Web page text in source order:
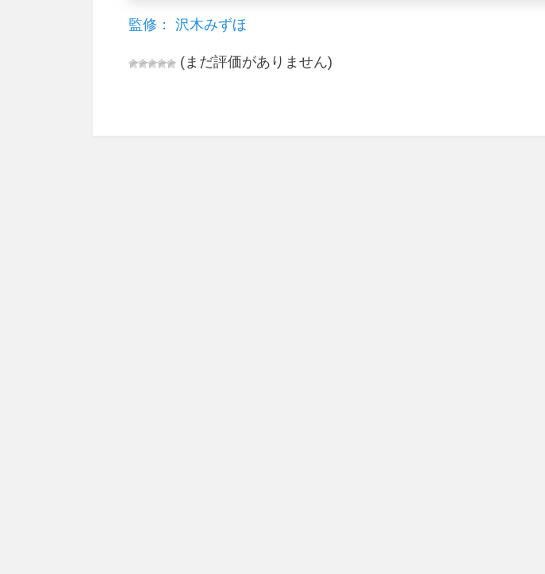
監修： 沢木みずほ
(まだ評価がありません)